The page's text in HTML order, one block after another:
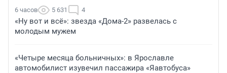
6 часов 5 631 4
«Ну вот и всё»: звезда «Дома-2» развелась с
молодым мужем
«Четыре месяца больничных»: в Ярославле
автомобилист изувечил пассажира «Яавтобуса»